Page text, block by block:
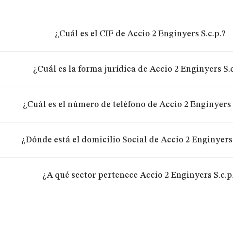
¿Cuál es el CIF de Accio 2 Enginyers S.c.p.?
¿Cuál es la forma jurídica de Accio 2 Enginyers
¿Cuál es el número de teléfono de Accio 2 Enginyers
¿Dónde está el domicilio Social de Accio 2 Enginyers
¿A qué sector pertenece Accio 2 Enginyers